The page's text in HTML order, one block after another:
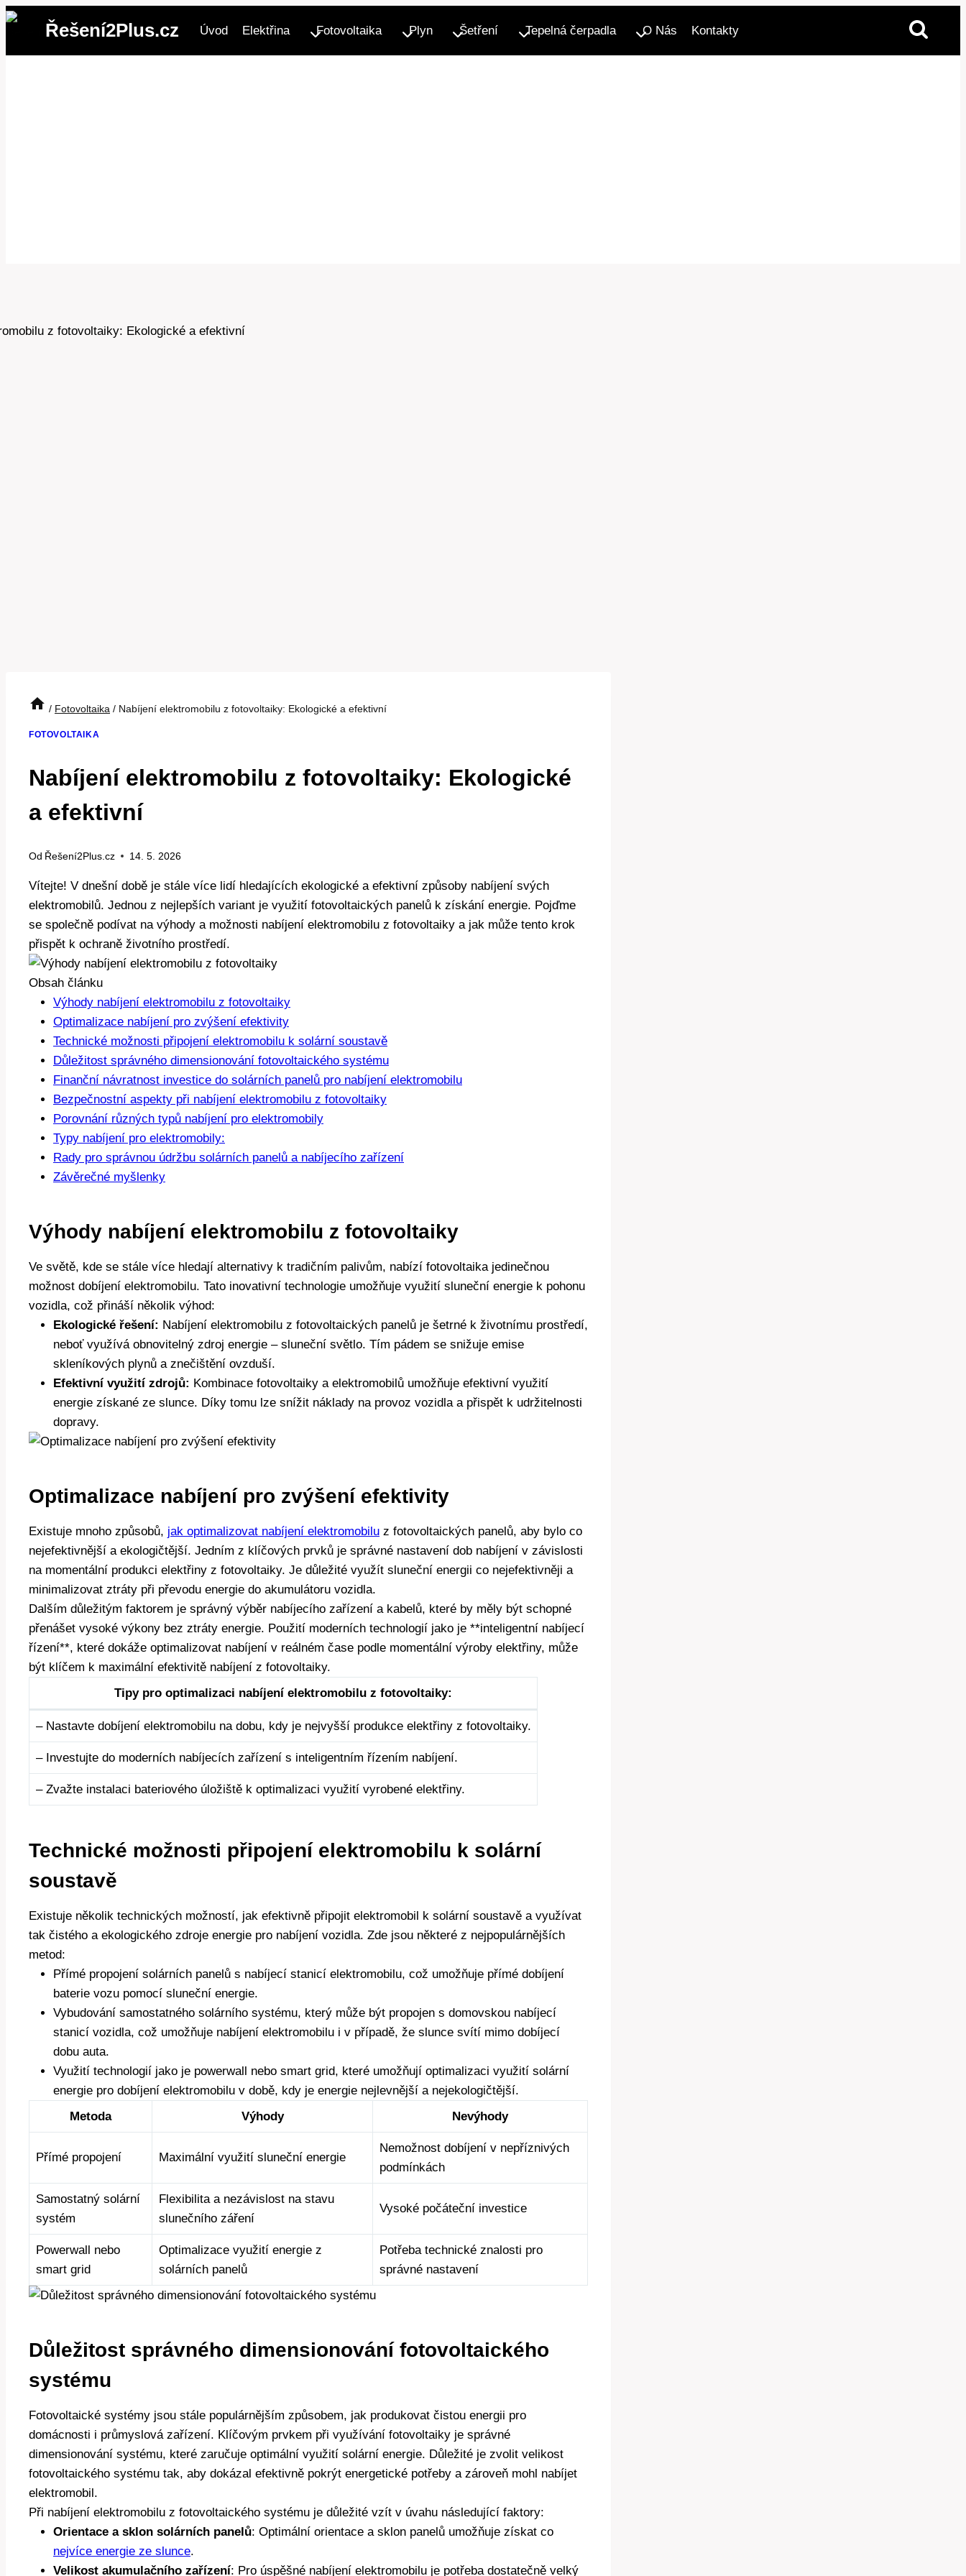
Přeskočit
obsah
Řešení2Plus.cz Úvod Elektřina Fotovoltaika Plyn Šetření Tepelná čerpadla O Nás Kontakty
/ Fotovoltaika / Nabíjení elektromobilu z fotovoltaiky: Ekologické a efektivní
FOTOVOLTAIKA
Nabíjení elektromobilu z fotovoltaiky: Ekologické
a efektivní
Od Řešení2Plus.cz 14. 5. 2026
Vítejte! V dnešní době je stále více lidí hledajících ekologické a efektivní způsoby nabíjení svých
elektromobilů. Jednou z nejlepších variant je využití fotovoltaických panelů k získání energie. Pojďme
se společně podívat na výhody a možnosti nabíjení elektromobilu z fotovoltaiky a jak může tento krok
přispět k ochraně životního prostředí.
Obsah článku
Výhody nabíjení elektromobilu z fotovoltaiky
Optimalizace nabíjení pro zvýšení efektivity
Technické možnosti připojení elektromobilu k solární soustavě
Důležitost správného dimensionování fotovoltaického systému
Finanční návratnost investice do solárních panelů pro nabíjení elektromobilu
Bezpečnostní aspekty při nabíjení elektromobilu z fotovoltaiky
Porovnání různých typů nabíjení pro elektromobily
Typy nabíjení pro elektromobily:
Rady pro správnou údržbu solárních panelů a nabíjecího zařízení
Závěrečné myšlenky
Výhody nabíjení elektromobilu z fotovoltaiky
Ve světě, kde se stále více hledají alternativy k tradičním palivům, nabízí fotovoltaika jedinečnou
možnost dobíjení elektromobilu. Tato inovativní technologie umožňuje využití sluneční energie k pohonu
vozidla, což přináší několik výhod:
Ekologické řešení: Nabíjení elektromobilu z fotovoltaických panelů je šetrné k životnímu prostředí,
neboť využívá obnovitelný zdroj energie – sluneční světlo. Tím pádem se snižuje emise
skleníkových plynů a znečištění ovzduší.
Efektivní využití zdrojů: Kombinace fotovoltaiky a elektromobilů umožňuje efektivní využití
energie získané ze slunce. Díky tomu lze snížit náklady na provoz vozidla a přispět k udržitelnosti
dopravy.
Optimalizace nabíjení pro zvýšení efektivity
Existuje mnoho způsobů, jak optimalizovat nabíjení elektromobilu z fotovoltaických panelů, aby bylo co
nejefektivnější a ekologičtější. Jedním z klíčových prvků je správné nastavení dob nabíjení v závislosti
na momentální produkci elektřiny z fotovoltaiky. Je důležité využít sluneční energii co nejefektivněji a
minimalizovat ztráty při převodu energie do akumulátoru vozidla.
Dalším důležitým faktorem je správný výběr nabíjecího zařízení a kabelů, které by měly být schopné
přenášet vysoké výkony bez ztráty energie. Použití moderních technologií jako je **inteligentní nabíjecí
řízení**, které dokáže optimalizovat nabíjení v reálném čase podle momentální výroby elektřiny, může
být klíčem k maximální efektivitě nabíjení z fotovoltaiky.
Tipy pro optimalizaci nabíjení elektromobilu z fotovoltaiky:
– Nastavte dobíjení elektromobilu na dobu, kdy je nejvyšší produkce elektřiny z fotovoltaiky.
– Investujte do moderních nabíjecích zařízení s inteligentním řízením nabíjení.
– Zvažte instalaci bateriového úložiště k optimalizaci využití vyrobené elektřiny.
Technické možnosti připojení elektromobilu k solární
soustavě
Existuje několik technických možností, jak efektivně připojit elektromobil k solární soustavě a využívat
tak čistého a ekologického zdroje energie pro nabíjení vozidla. Zde jsou některé z nejpopulárnějších
metod:
Přímé propojení solárních panelů s nabíjecí stanicí elektromobilu, což umožňuje přímé dobíjení
baterie vozu pomocí sluneční energie.
Vybudování samostatného solárního systému, který může být propojen s domovskou nabíjecí
stanicí vozidla, což umožňuje nabíjení elektromobilu i v případě, že slunce svítí mimo dobíjecí
dobu auta.
Využití technologií jako je powerwall nebo smart grid, které umožňují optimalizaci využití solární
energie pro dobíjení elektromobilu v době, kdy je energie nejlevnější a nejekologičtější.
Metoda
Výhody Nevýhody
Přímé propojení Maximální využití sluneční energie
Nemožnost dobíjení v nepříznivých
podmínkách
Samostatný solární
systém
Flexibilita a nezávislost na stavu
slunečního záření
Vysoké počáteční investice
Powerwall nebo
smart grid
Optimalizace využití energie z
solárních panelů
Potřeba technické znalosti pro
správné nastavení
Důležitost správného dimensionování fotovoltaického
systému
Fotovoltaické systémy jsou stále populárnějším způsobem, jak produkovat čistou energii pro
domácnosti i průmyslová zařízení. Klíčovým prvkem při využívání fotovoltaiky je správné
dimensionování systému, které zaručuje optimální využití solární energie. Důležité je zvolit velikost
fotovoltaického systému tak, aby dokázal efektivně pokrýt energetické potřeby a zároveň mohl nabíjet
elektromobil.
Při nabíjení elektromobilu z fotovoltaického systému je důležité vzít v úvahu následující faktory:
Orientace a sklon solárních panelů: Optimální orientace a sklon panelů umožňuje získat co
nejvíce energie ze slunce.
Velikost akumulačního zařízení: Pro úspěšné nabíjení elektromobilu je potřeba dostatečně velký